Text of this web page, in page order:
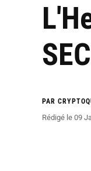
SEC
PAR
Rédigé le 09